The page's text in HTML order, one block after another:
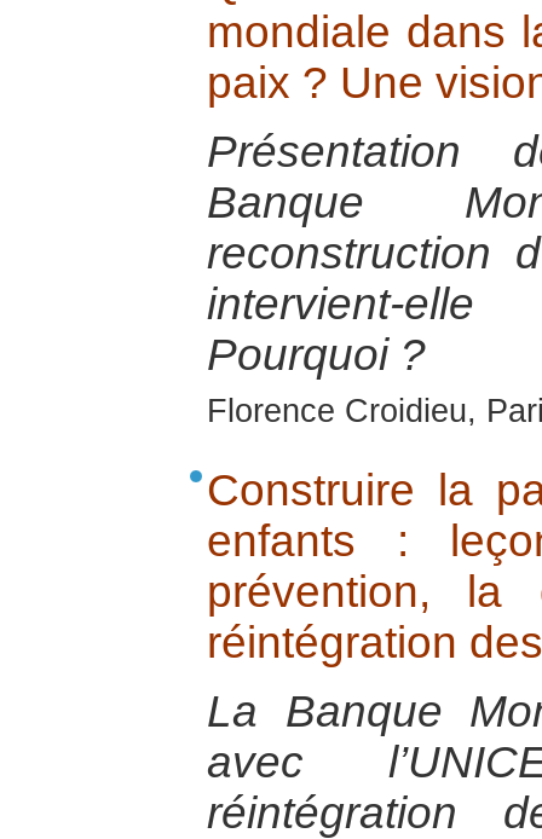
mondiale dans
paix ? Une
Banque
reconstruction
intervient-
Pourquoi ?
Florence Croidieu,
Construire la
enfants :
prévention, la
réintégration
La Banque
avec
réintégration